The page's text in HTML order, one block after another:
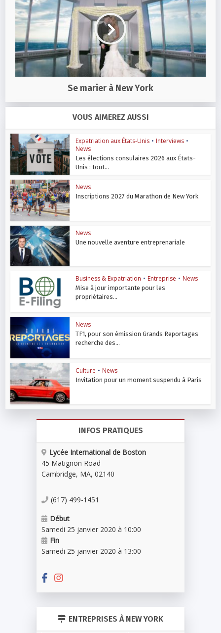
Se marier à New York
VOUS AIMEREZ AUSSI
Expatriation aux États-Unis • Interviews •
News
Les élections consulaires 2026 aux États-
Unis : tout...
News
Inscriptions 2027 du Marathon de New York
News
Une nouvelle aventure entreprenariale
Business & Expatriation • Entreprise • News
Mise à jour importante pour les
propriétaires...
News
TF1, pour son émission Grands Reportages
recherche des...
Culture • News
Invitation pour un moment suspendu à Paris
INFOS PRATIQUES
Lycée International de Boston
45 Matignon Road
Cambridge, MA, 02140
(617) 499-1451
Début
Samedi 25 janvier 2020 à 10:00
Fin
Samedi 25 janvier 2020 à 13:00
ENTREPRISES À NEW YORK